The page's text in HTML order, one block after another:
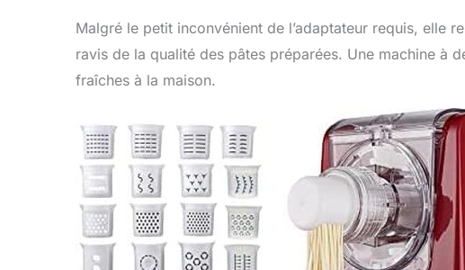
Malgré le petit inconvénient de l’adaptateur requis, elle
ravis de la qualité des pâtes préparées. Une machine à
fraîches à la maison.